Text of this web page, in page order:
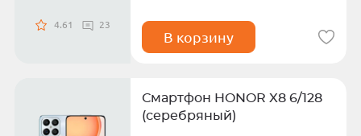
4.61 23
В корзину
Смартфон HONOR X8 6/128
(серебряный)